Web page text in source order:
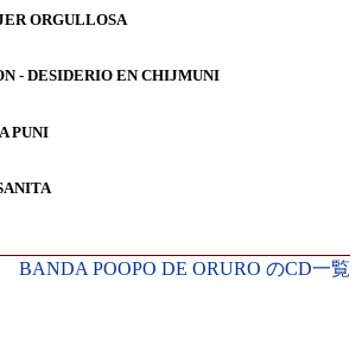
ORGULLOSA
- DESIDERIO EN CHIJMUNI
PUNI
BANDA POOPO DE ORURO のCD一覧